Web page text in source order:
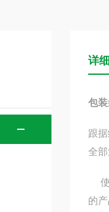
详
包
跟
全
使
的